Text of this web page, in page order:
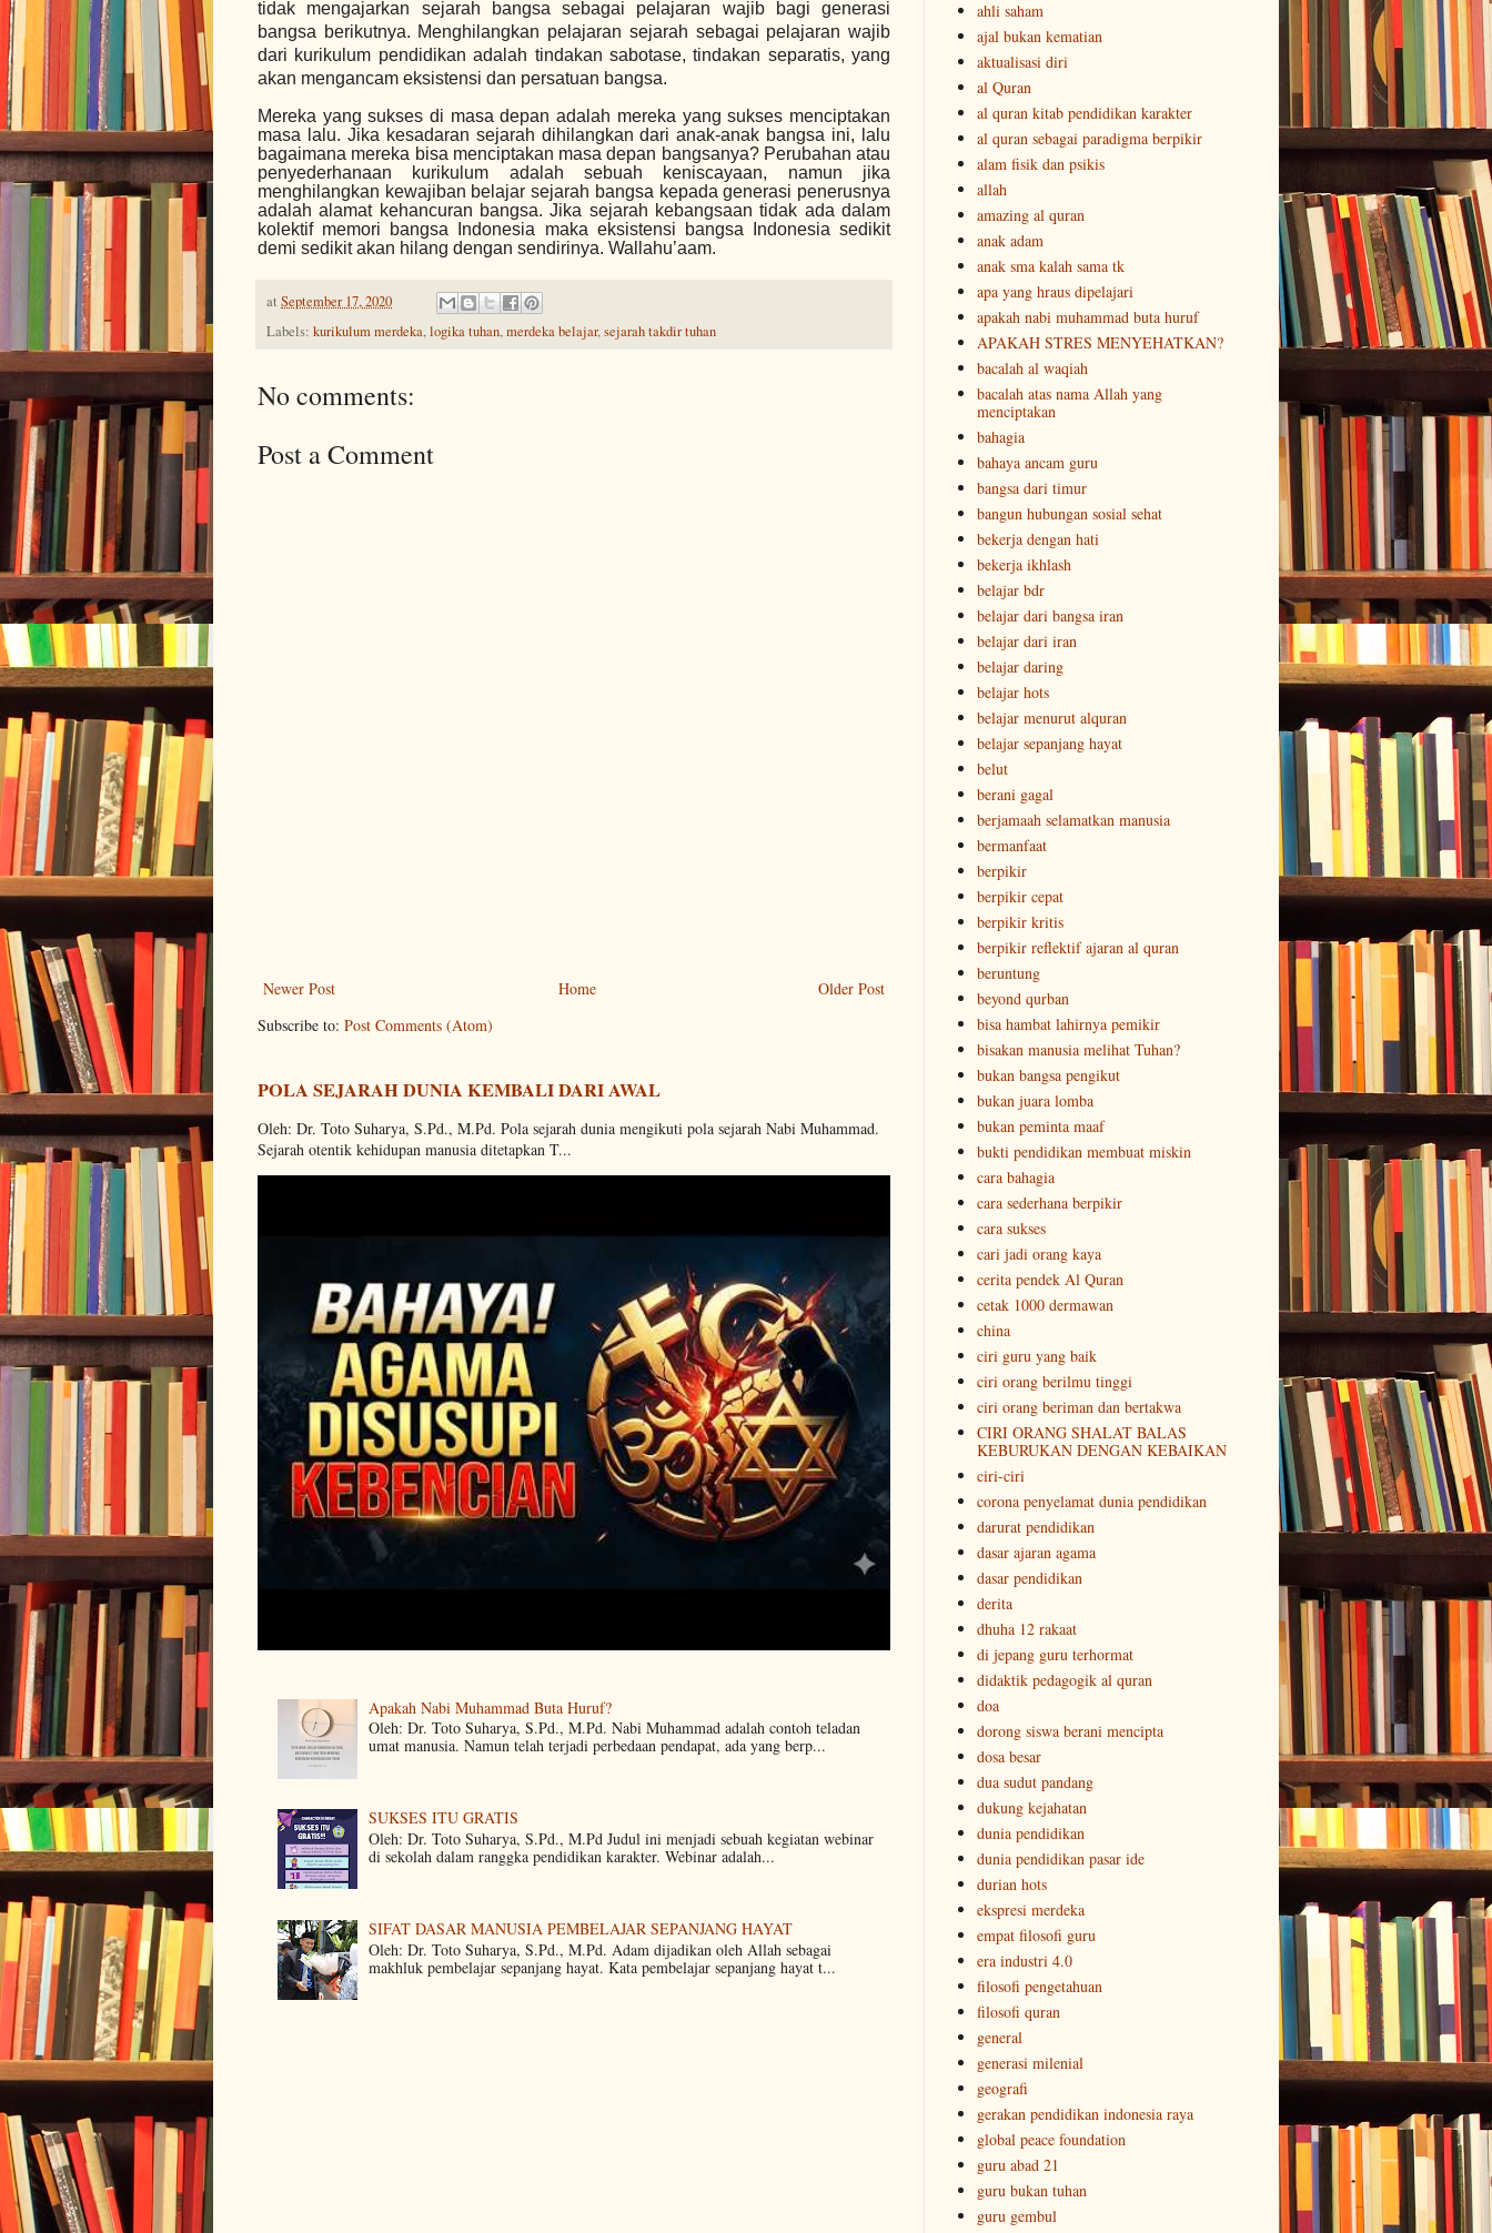
tidak mengajarkan sejarah bangsa sebagai pelajaran wajib bagi generasi
bangsa berikutnya. Menghilangkan pelajaran sejarah sebagai pelajaran wajib
dari kurikulum pendidikan adalah tindakan sabotase, tindakan separatis, yang
akan mengancam eksistensi dan persatuan bangsa.
Mereka yang sukses di masa depan adalah mereka yang sukses menciptakan
masa lalu. Jika kesadaran sejarah dihilangkan dari anak-anak bangsa ini, lalu
bagaimana mereka bisa menciptakan masa depan bangsanya? Perubahan atau
penyederhanaan kurikulum adalah sebuah keniscayaan, namun jika
menghilangkan kewajiban belajar sejarah bangsa kepada generasi penerusnya
adalah alamat kehancuran bangsa. Jika sejarah kebangsaan tidak ada dalam
kolektif memori bangsa Indonesia maka eksistensi bangsa Indonesia sedikit
demi sedikit akan hilang dengan sendirinya. Wallahu’aam.
at September 17, 2020
Labels: kurikulum merdeka,logika tuhan,merdeka belajar,sejarah takdir tuhan
No comments:
Post a Comment
Newer Post Older Post
Home
Subscribe to: Post Comments (Atom)
POLA SEJARAH DUNIA KEMBALI DARI AWAL
Oleh: Dr. Toto Suharya, S.Pd., M.Pd. Pola sejarah dunia mengikuti pola sejarah Nabi Muhammad.
Sejarah otentik kehidupan manusia ditetapkan T...
Apakah Nabi Muhammad Buta Huruf?
Oleh: Dr. Toto Suharya, S.Pd., M.Pd. Nabi Muhammad adalah contoh teladan
umat manusia. Namun telah terjadi perbedaan pendapat, ada yang berp...
SUKSES ITU GRATIS
Oleh: Dr. Toto Suharya, S.Pd., M.Pd Judul ini menjadi sebuah kegiatan webinar
di sekolah dalam ranggka pendidikan karakter. Webinar adalah...
SIFAT DASAR MANUSIA PEMBELAJAR SEPANJANG HAYAT
Oleh: Dr. Toto Suharya, S.Pd., M.Pd. Adam dijadikan oleh Allah sebagai
makhluk pembelajar sepanjang hayat. Kata pembelajar sepanjang hayat t...
ahli saham
ajal bukan kematian
aktualisasi diri
al Quran
al quran kitab pendidikan karakter
al quran sebagai paradigma berpikir
alam fisik dan psikis
allah
amazing al quran
anak adam
anak sma kalah sama tk
apa yang hraus dipelajari
apakah nabi muhammad buta huruf
APAKAH STRES MENYEHATKAN?
bacalah al waqiah
bacalah atas nama Allah yang
menciptakan
bahagia
bahaya ancam guru
bangsa dari timur
bangun hubungan sosial sehat
bekerja dengan hati
bekerja ikhlash
belajar bdr
belajar dari bangsa iran
belajar dari iran
belajar daring
belajar hots
belajar menurut alquran
belajar sepanjang hayat
belut
berani gagal
berjamaah selamatkan manusia
bermanfaat
berpikir
berpikir cepat
berpikir kritis
berpikir reflektif ajaran al quran
beruntung
beyond qurban
bisa hambat lahirnya pemikir
bisakan manusia melihat Tuhan?
bukan bangsa pengikut
bukan juara lomba
bukan peminta maaf
bukti pendidikan membuat miskin
cara bahagia
cara sederhana berpikir
cara sukses
cari jadi orang kaya
cerita pendek Al Quran
cetak 1000 dermawan
china
ciri guru yang baik
ciri orang berilmu tinggi
ciri orang beriman dan bertakwa
CIRI ORANG SHALAT BALAS
KEBURUKAN DENGAN KEBAIKAN
ciri-ciri
corona penyelamat dunia pendidikan
darurat pendidikan
dasar ajaran agama
dasar pendidikan
derita
dhuha 12 rakaat
di jepang guru terhormat
didaktik pedagogik al quran
doa
dorong siswa berani mencipta
dosa besar
dua sudut pandang
dukung kejahatan
dunia pendidikan
dunia pendidikan pasar ide
durian hots
ekspresi merdeka
empat filosofi guru
era industri 4.0
filosofi pengetahuan
filosofi quran
general
generasi milenial
geografi
gerakan pendidikan indonesia raya
global peace foundation
guru abad 21
guru bukan tuhan
guru gembul